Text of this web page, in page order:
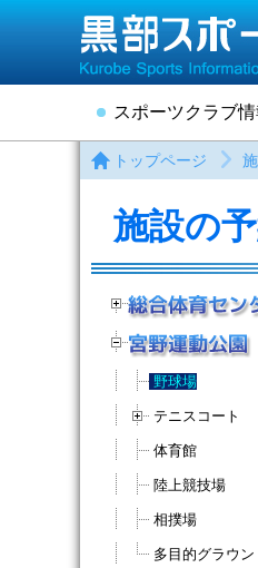
スポーツクラブ情
トップページ
施設の
野球場
テニスコート
体育館
陸上競技場
相撲場
多目的グラウン